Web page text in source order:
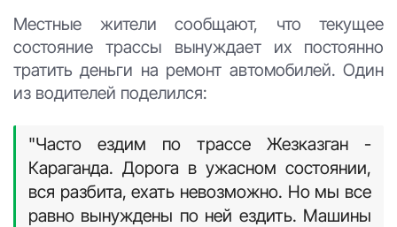
Местные жители сообщают, что текущее
состояние трассы вынуждает их постоянно
тратить деньги на ремонт автомобилей. Один
из водителей поделился:
"Часто ездим по трассе Жезказган -
Караганда. Дорога в ужасном состоянии,
вся разбита, ехать невозможно. Но мы все
равно вынуждены по ней ездить. Машины